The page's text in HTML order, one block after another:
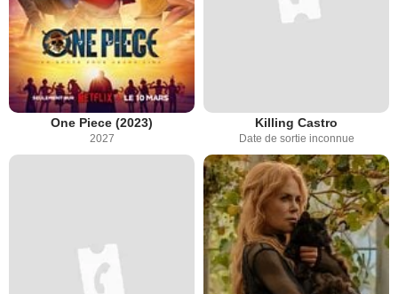
One Piece (2023)
2027
Killing Castro
Date de sortie inconnue